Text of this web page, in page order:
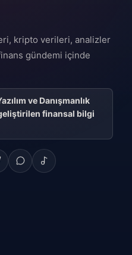
kripto verileri, analizler
gündemi içinde
ve Danışmanlık
finansal bilgi